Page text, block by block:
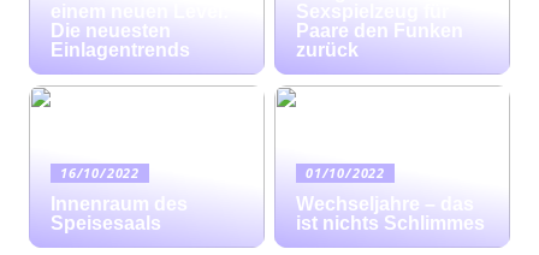
einem neuen Level:
Die neuesten
Einlagentrends
Sexspielzeug für
Paare den Funken
zurück
16/10/2022
Innenraum des
Speisesaals
01/10/2022
Wechseljahre – das
ist nichts Schlimmes